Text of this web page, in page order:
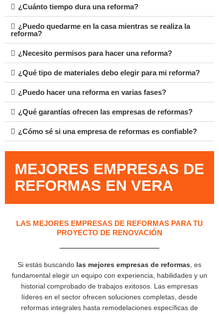
¿Cuánto tiempo dura una reforma?
¿Puedo quedarme en la casa mientras se realiza la
reforma?
¿Necesito permisos para hacer una reforma?
¿Qué tipo de materiales debo elegir para mi reforma?
¿Puedo hacer una reforma en varias fases?
¿Qué garantías ofrecen las empresas de reformas?
¿Cómo sé si una empresa de reformas es confiable?
MEJORES EMPRESAS DE
REFORMAS EN VERA
LAS MEJORES EMPRESAS DE REFORMAS PARA TU
PROYECTO DE RENOVACIÓN
Si estás buscando las mejores empresas de reformas , es
fundamental elegir un equipo con experiencia, habilidades y un
historial comprobado de trabajos exitosos. Las empresas
líderes en el sector ofrecen soluciones completas, desde
reformas integrales hasta remodelaciones específicas de